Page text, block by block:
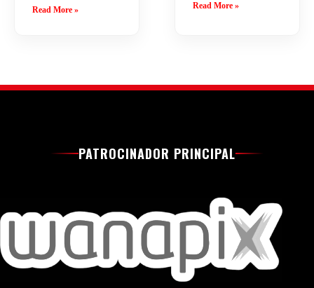
Read More » Read More »
PATROCINADOR PRINCIPAL